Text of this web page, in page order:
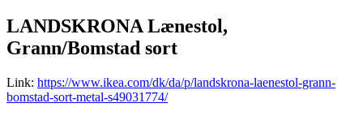
LANDSKRONA Lænestol,
Grann/Bomstad sort
Link: https://www.ikea.com/dk/da/p/landskrona-laenestol-grann-
bomstad-sort-metal-s49031774/